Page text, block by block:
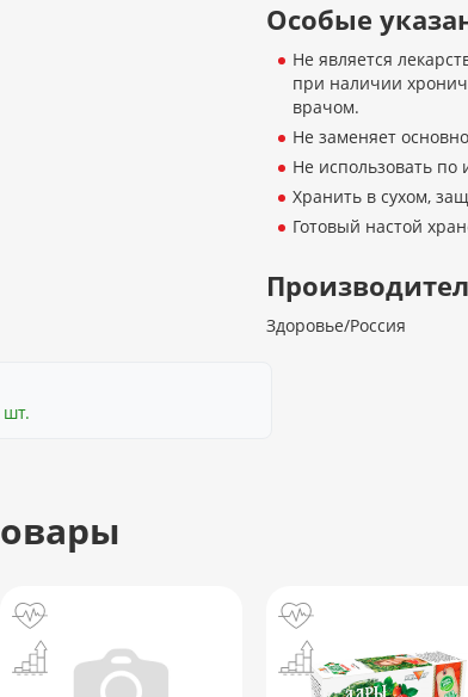
Особые
Не является
при наличии
врачом.
Не заменяет
Не использовать по
Хранить в сухом,
Готовый настой
Здоровье/Россия
шт.